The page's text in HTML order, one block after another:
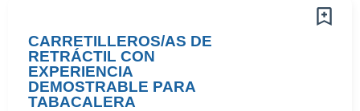
CARRETILLEROS/AS DE
RETRÁCTIL CON
EXPERIENCIA
DEMOSTRABLE PARA
TABACALERA